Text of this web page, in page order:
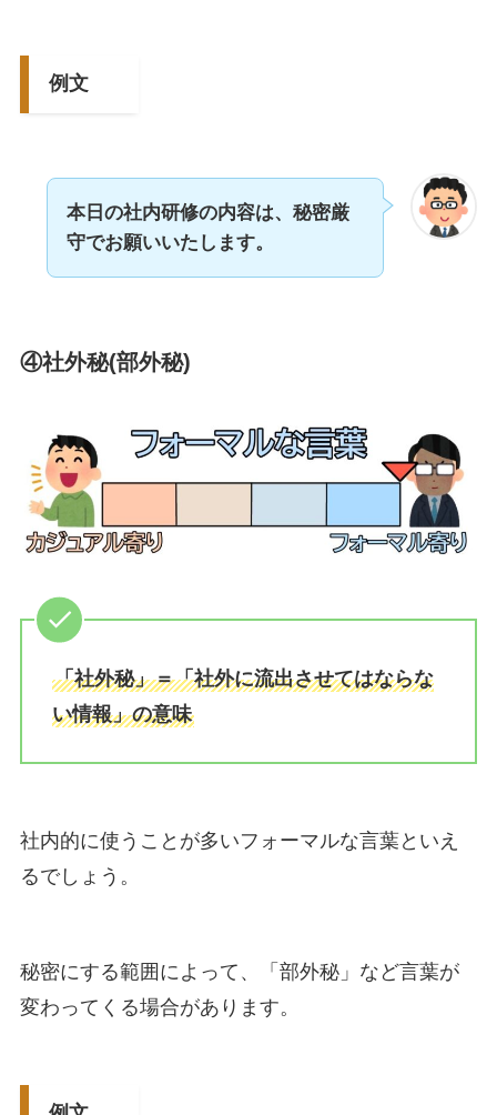
例文
本日の社内研修の内容は、秘密厳
守でお願いいたします。
④社外秘(部外秘)
「社外秘」＝「社外に流出させてはならな
い情報」の意味
社内的に使うことが多いフォーマルな言葉といえ
るでしょう。
秘密にする範囲によって、「部外秘」など言葉が
変わってくる場合があります。